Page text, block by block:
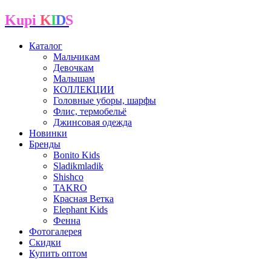
Kupi K I D S
Каталог
Мальчикам
Девочкам
Малышам
КОЛЛЕКЦИИ
Головные уборы, шарфы
Флис, термобельё
Джинсовая одежда
Новинки
Бренды
Bonito Kids
Sladikmladik
Shishco
TAKRO
Красная Ветка
Elephant Kids
Фенна
Фотогалерея
Скидки
Купить оптом